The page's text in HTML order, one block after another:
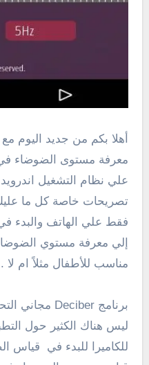
أهلا بكم من جديد اليوم
معرفة مستوى الضوضاء
علي نظام التشغيل
تصريحات خاصة كل ما
فقط علي الهاتف والبدء في
إلي معرفة مستوي
مناسب للأطفال مثلاً ام لا .
برنامج Deciber مجاني
ليس هناك الكثير حول
للكاميرا للبدء في
قياس